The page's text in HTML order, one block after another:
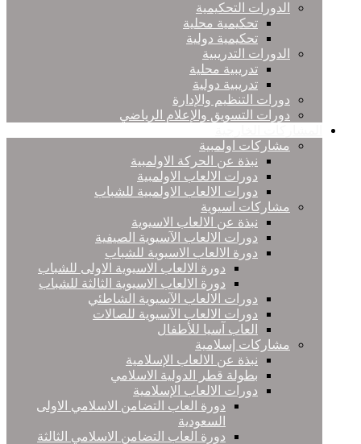
الدورات التحكيمية
تحكيمية محلية
تحكيمية دولية
الدورات التدريبية
تدريبية محلية
تدريبية دولية
دورات التنظيم والإدارة
دورات التسويق والإعلام الرياضي
مشاركات اولمبية
نبذة عن الحركة الاولمبية
دورات الالعاب الاولمبية
دورات الالعاب الاولمبية للشباب
مشاركات اسيوية
نبذة عن الالعاب الاسيوية
دورات الالعاب الآسيوية الصيفية
دورة الالعاب الاسيوية للشباب
دورة الالعاب الاسيوية الاولى للشباب
دورة الالعاب الاسيوية الثالثة للشباب
دورات الالعاب الآسيوية الشاطئي
دورات الالعاب الآسيوية للصالات
العاب آسيا للأطفال
مشاركات إسلامية
نبذة عن الالعاب الإسلامية
بطولة قطر الدولية الاسلامي
دورات الالعاب الإسلامية
دورة العاب التضامن الاسلامي الاولى
السعودية
دورة العاب التضامن الاسلامي الثالثة